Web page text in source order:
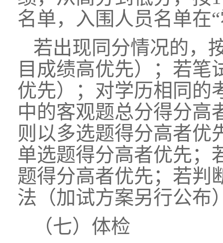
名单，入围人员名单在
若出现同分情况的，
目成绩高优先）；若
优先）；对学历相同的
中的客观题总分得分高
则以多选题得分高者优
单选题得分高者优先；
题得分高者优先；若判
法（加试方案另行公布
（七）体检